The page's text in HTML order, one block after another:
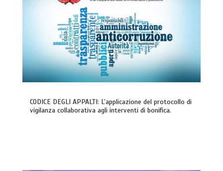
CODICE DEGLI APPALTI: L’applicazione del protocollo di
vigilanza collaborativa agli interventi di bonifica.